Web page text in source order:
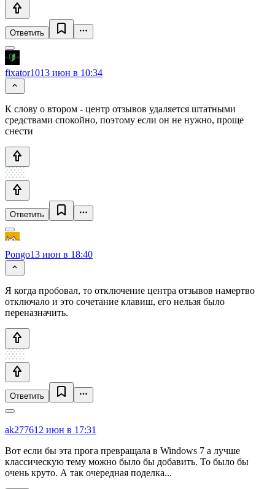
Ответить
fixator1013 июн в 10:34
К слову о втором - центр отзывов удаляется штатными
средствами спокойно, поэтому если он не нужно, проще
снести
Ответить
Pongo13 июн в 18:40
Я когда пробовал, то отключение центра отзывов намертво
отключало и это сочетание клавиш, его нельзя было
переназначить.
Ответить
ak277612 июн в 17:31
Вот если бы эта прога превращала в Windows 7 а лучше
классическую тему можно было бы добавить. То было бы
очень круто. А так очередная поделка...